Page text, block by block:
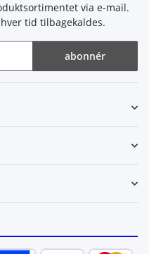
via e-mail.
tid tilbagekaldes.
abonnér